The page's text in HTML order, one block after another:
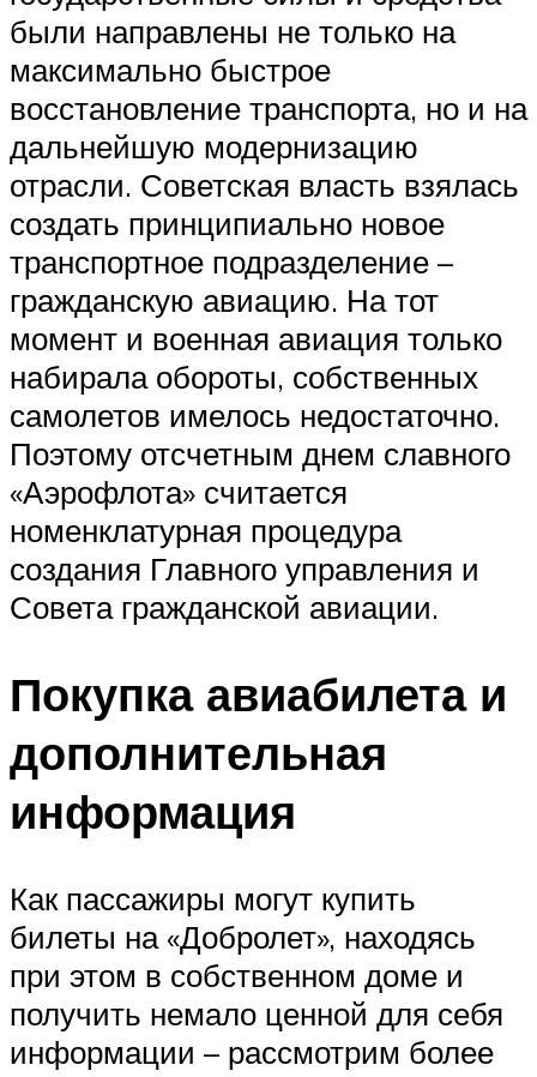
были направлены не только на
максимально быстрое
восстановление транспорта, но и на
дальнейшую модернизацию
отрасли. Советская власть взялась
создать принципиально новое
транспортное подразделение –
гражданскую авиацию. На тот
момент и военная авиация только
набирала обороты, собственных
самолетов имелось недостаточно.
Поэтому отсчетным днем славного
«Аэрофлота» считается
номенклатурная процедура
создания Главного управления и
Совета гражданской авиации.
Покупка авиабилета и
дополнительная
информация
Как пассажиры могут купить
билеты на «Добролет», находясь
при этом в собственном доме и
получить немало ценной для себя
информации – рассмотрим более